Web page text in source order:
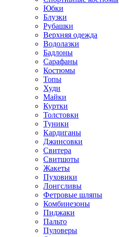
Юбки
Блузки
Рубашки
Верхняя одежда
Водолазки
Бадлоны
Сарафаны
Костюмы
Топы
Худи
Майки
Куртки
Толстовки
Туники
Кардиганы
Джинсовки
Свитера
Свитшоты
Жакеты
Пуховики
Лонгсливы
Фетровые шляпы
Комбинезоны
Пиджаки
Пальто
Пуловеры